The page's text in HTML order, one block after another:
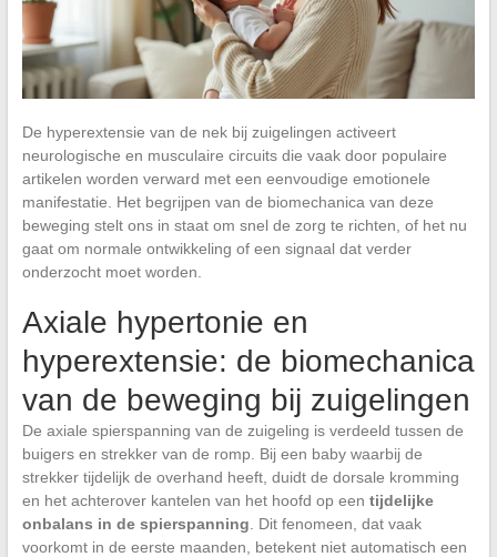
De hyperextensie van de nek bij zuigelingen activeert
neurologische en musculaire circuits die vaak door populaire
artikelen worden verward met een eenvoudige emotionele
manifestatie. Het begrijpen van de biomechanica van deze
beweging stelt ons in staat om snel de zorg te richten, of het nu
gaat om normale ontwikkeling of een signaal dat verder
onderzocht moet worden.
Axiale hypertonie en
hyperextensie: de biomechanica
van de beweging bij zuigelingen
De axiale spierspanning van de zuigeling is verdeeld tussen de
buigers en strekker van de romp. Bij een baby waarbij de
strekker tijdelijk de overhand heeft, duidt de dorsale kromming
en het achterover kantelen van het hoofd op een tijdelijke
onbalans in de spierspanning . Dit fenomeen, dat vaak
voorkomt in de eerste maanden, betekent niet automatisch een